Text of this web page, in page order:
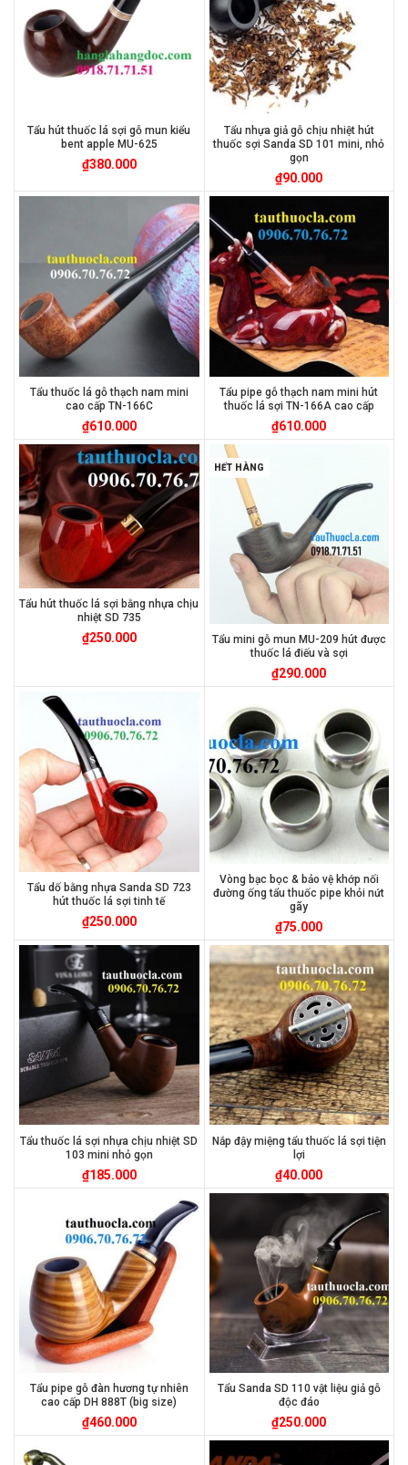
Tẩu hút thuốc lá sợi gỗ mun kiểu
bent apple MU-625
₫380.000
Tẩu nhựa giả gỗ chịu nhiệt hút
thuốc sợi Sanda SD 101 mini, nhỏ
gọn
₫90.000
Tẩu thuốc lá gỗ thạch nam mini
cao cấp TN-166C
₫610.000
Tẩu pipe gỗ thạch nam mini hút
thuốc lá sợi TN-166A cao cấp
₫610.000
Tẩu hút thuốc lá sợi bằng nhựa chịu
nhiệt SD 735
₫250.000
HẾT HÀNG
Tẩu mini gỗ mun MU-209 hút được
thuốc lá điếu và sợi
₫290.000
Tẩu dố bằng nhựa Sanda SD 723
hút thuốc lá sợi tinh tế
₫250.000
Vòng bạc bọc & bảo vệ khớp nối
đường ống tẩu thuốc pipe khỏi nứt
gãy
₫75.000
Tẩu thuốc lá sợi nhựa chịu nhiệt SD
103 mini nhỏ gọn
₫185.000
Nắp đậy miệng tẩu thuốc lá sợi tiện
lợi
₫40.000
Tẩu pipe gỗ đàn hương tự nhiên
cao cấp DH 888T (big size)
₫460.000
Tẩu Sanda SD 110 vật liệu giả gỗ
độc đáo
₫250.000